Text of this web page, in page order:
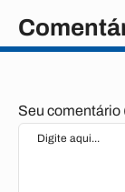
Seu